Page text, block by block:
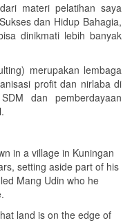
materi pelatihan saya
dan Hidup Bahagia,
dinikmati lebih banyak
merupakan lembaga
profit dan nirlaba di
dan pemberdayaan
in a village in Kuningan
setting aside part of his
Mang Udin who he
land is on the edge of